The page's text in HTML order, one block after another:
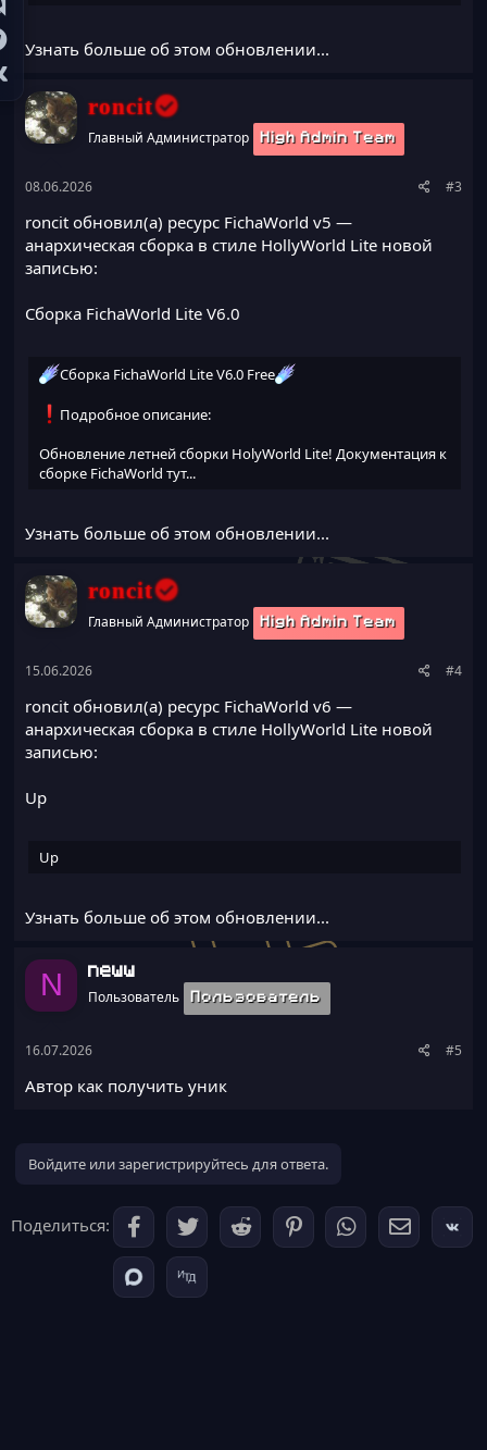
Введены звёзды статуса
Обновлены PvP-киты
Кейсы за опыт и сапфиры
Новый предмет Лук БамБук
Новая руна Восстановление и переработанный дизайн
Узнать больше об этом обновлении...
roncit
Главный Администратор High Admin Team
08.06.2026 #3
roncit обновил(а) ресурс FichaWorld v5 —
анархическая сборка в стиле HollyWorld Lite новой
записью:
Сборка FichaWorld Lite V6.0
Сборка FichaWorld Lite V6.0 Free
Подробное описание:
Обновление летней сборки HolyWorld Lite! Документация к
сборке FichaWorld тут...
Узнать больше об этом обновлении...
roncit
Главный Администратор High Admin Team
15.06.2026 #4
roncit обновил(а) ресурс FichaWorld v6 —
анархическая сборка в стиле HollyWorld Lite новой
записью:
Up
Up
Узнать больше об этом обновлении...
N neww
Пользователь Пользователь
16.07.2026 #5
Автор как получить уник
Войдите или зарегистрируйтесь для ответа.
Поделиться: